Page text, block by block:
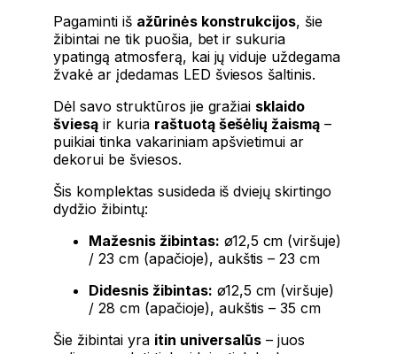
Pagaminti iš ažūrinės konstrukcijos, šie
žibintai ne tik puošia, bet ir sukuria
ypatingą atmosferą, kai jų viduje uždegama
žvakė ar įdedamas LED šviesos šaltinis.
Dėl savo struktūros jie gražiai sklaido
šviesąir kuria raštuotą šešėlių žaismą –
puikiai tinka vakariniam apšvietimui ar
dekorui be šviesos.
Šis komplektas susideda iš dviejų skirtingo
dydžio žibintų:
Mažesnis žibintas: ø12,5 cm (viršuje)
/ 23 cm (apačioje), aukštis – 23 cm
Didesnis žibintas: ø12,5 cm (viršuje)
/ 28 cm (apačioje), aukštis – 35 cm
Šie žibintai yra itin universalūs – juos